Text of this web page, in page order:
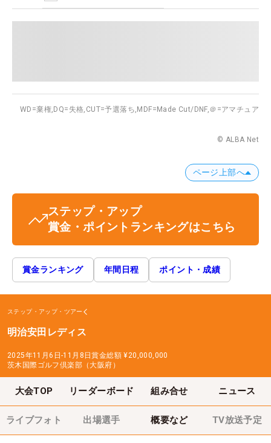
WD=棄権, DQ=失格, CUT=予選落ち, MDF=Made Cut/DNF,＠=アマチュア
© ALBA Net
ページ上部へ
ステップ・アップ
賞金・ポイントランキングはこちら
賞金ランキング 年間日程 ポイント・成績
ステップ・アップ・ツアー
明治安田レディス
2025年11月6日-11月8日賞金総額 ¥20,000,000
茨木国際ゴルフ倶楽部（大阪府）
大会TOP リーダーボード 組み合せ ニュース
ライブフォト 出場選手 概要など TV放送予定